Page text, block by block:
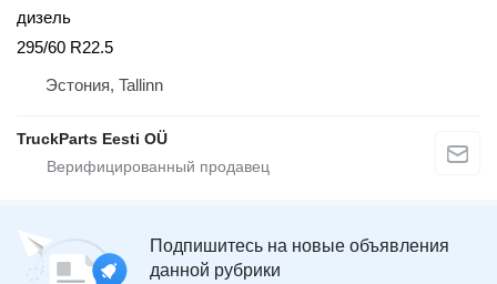
дизель
295/60 R22.5
Эстония, Tallinn
TruckParts Eesti OÜ
Подпишитесь на новые объявления
данной рубрики